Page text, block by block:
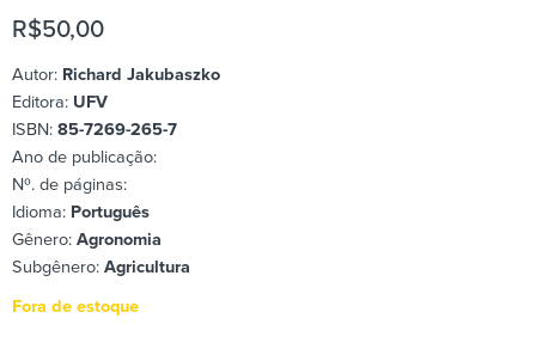
R$50,00
Autor: Richard Jakubaszko
Editora: UFV
ISBN: 85-7269-265-7
Ano de publicação:
Nº. de páginas:
Idioma: Português
Gênero: Agronomia
Subgênero: Agricultura
Fora de estoque